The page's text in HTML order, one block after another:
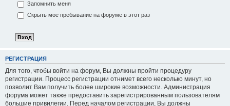
Запомнить меня
Скрыть мое пребывание на форуме в этот раз
РЕГИСТРАЦИЯ
Для того, чтобы войти на форум, Вы должны пройти процедуру
регистрации. Процесс регистрации отнимет всего несколько минут, но
позволит Вам получить более широкие возможности. Администрация
форума может также предоставить зарегистрированным пользователям
большие привилегии. Перед началом регистрации, Вы должны